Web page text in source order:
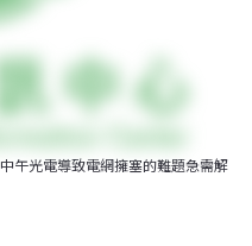
午光電導致電網擁塞的難題急需解